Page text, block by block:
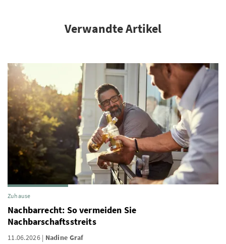
Verwandte Artikel
Zuhause
Nachbarrecht: So vermeiden Sie
Nachbarschaftsstreits
11.06.2026 Nadine Graf